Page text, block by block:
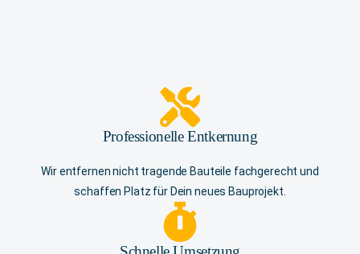
Professionelle Entkernung
Wir entfernen nicht tragende Bauteile fachgerecht und
schaffen Platz für Dein neues Bauprojekt.